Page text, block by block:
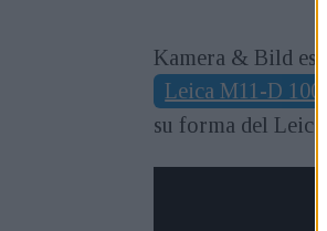
Kamera & Bild
Leica M11-D
su forma del